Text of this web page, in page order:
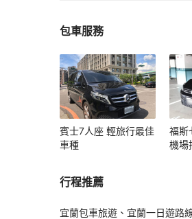
包車服務
賓士7人座 輕旅行最佳
車種
福斯
機場
行程推薦
宜蘭包車旅遊、宜蘭一日遊路